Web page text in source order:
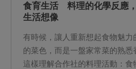
食育生活 料理的化學反應
生活想像
有時候，讓人重新想起食物魅力
的菜色，而是一盤家常菜的熟悉
這樣理解合作社的料理活動：食